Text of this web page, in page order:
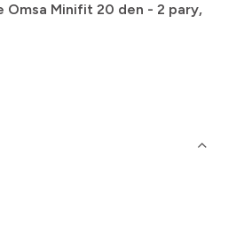
Omsa Minifit 20 den - 2 pary,